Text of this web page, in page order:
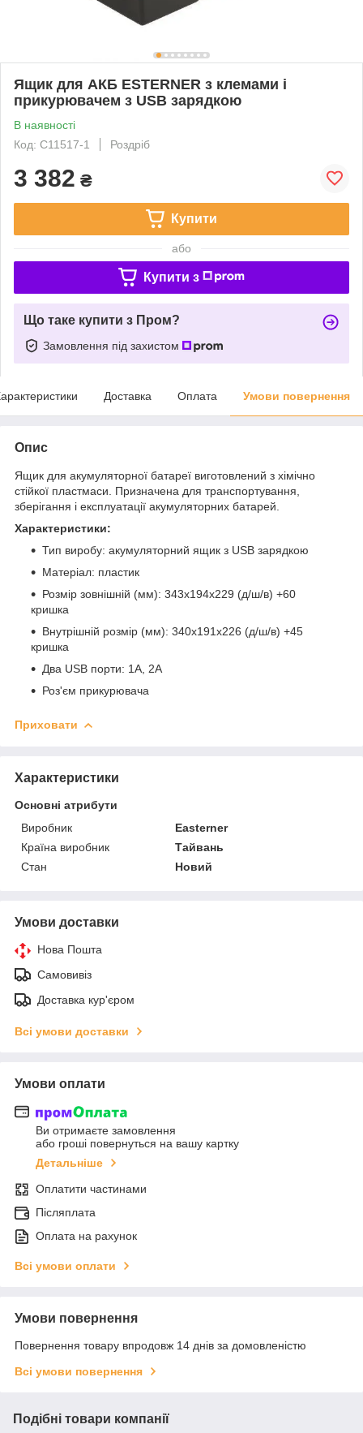
Ящик для АКБ ESTERNER з клемами і
прикурювачем з USB зарядкою
В наявності
Код: C11517-1
Роздріб
3 382 ₴
Купити
або
Купити з
Що таке купити з Пром?
Замовлення під захистом
Доставка Оплата Умови повернення
Опис
Ящик для акумуляторної батареї виготовлений з хімічно
стійкої пластмаси. Призначена для транспортування,
зберігання і експлуатації акумуляторних батарей.
Характеристики:
Тип виробу: акумуляторний ящик з USB зарядкою
Матеріал: пластик
Розмір зовнішній (мм): 343х194х229 (д/ш/в) +60
кришка
Внутрішній розмір (мм): 340х191х226 (д/ш/в) +45
кришка
Два USB порти: 1А, 2А
Роз'єм прикурювача
Приховати
Характеристики
Основні атрибути
Виробник
Easterner
Країна виробник
Тайвань
Стан
Новий
Умови доставки
Нова Пошта
Самовивіз
Доставка кур'єром
Всі умови доставки
Умови оплати
Ви отримаєте замовлення
або гроші повернуться на вашу картку
Детальніше
Оплатити частинами
Післяплата
Оплата на рахунок
Всі умови оплати
Умови повернення
Повернення товару впродовж 14 днів за домовленістю
Всі умови повернення
Подібні товари компанії